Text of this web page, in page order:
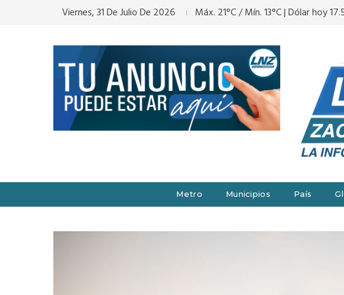
Viernes, 31 De Julio De 2026 Máx. 21°C / Mín. 13°C | Dólar hoy
Metro Municipios País